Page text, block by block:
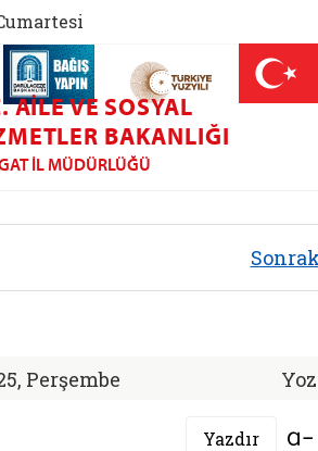
(yeni sekmede açılır)
Nüfus On Yılı (yeni sekmede açılır)
Darülaceze bağış sayfası (yeni
AILE VE SOSYAL
BAKANLIĞI
İL MÜDÜRLÜĞÜ
Perşembe
Yazdır